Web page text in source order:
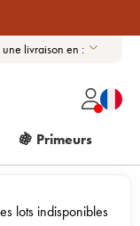
une livraison en :
🍇 Primeurs
lots indisponibles